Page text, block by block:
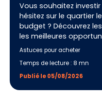
Vous souhaitez
hésitez sur le quartier
budget ? Découvrez
les meilleures
patrimoniale. Nos
un investissement
le plus pertinent avec
MALIN.
Astuces pour acheter
Temps de lecture : 8 mn
Publié le 05/08/2026